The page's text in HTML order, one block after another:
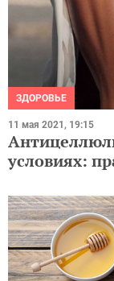
ЗДОРОВЬЕ
11 мая 2021, 19:15
условиях: